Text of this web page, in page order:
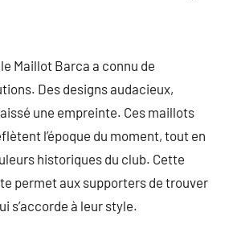
Maillot Barca a connu de
Des designs audacieux,
une empreinte. Ces maillots
l’époque du moment, tout en
historiques du club. Cette
permet aux supporters de trouver
s’accorde à leur style.